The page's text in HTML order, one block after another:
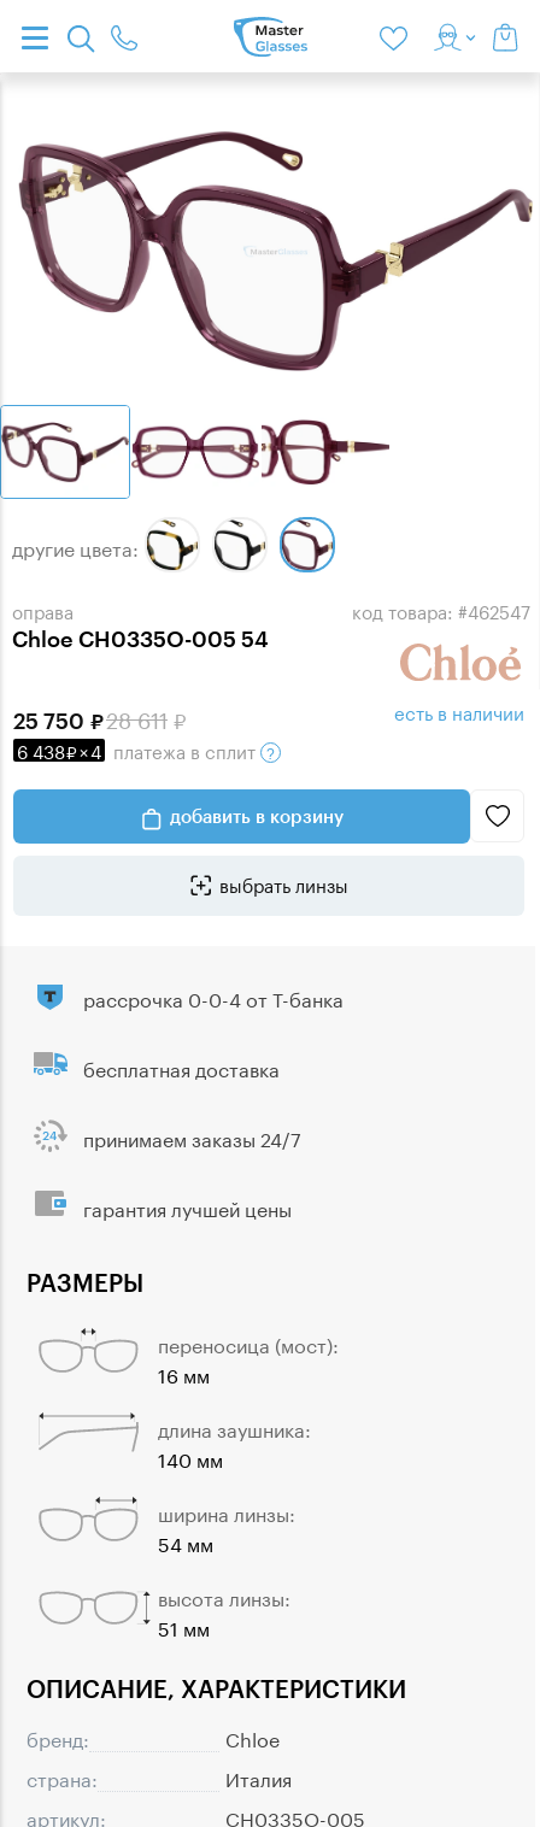
оправа
Chloe CH0335O-005 54
код товара: #462547
другие цвета:
28 611
25 750
6 438 ×4 платежа в сплит
есть в наличии
добавить в корзину
выбрать линзы
ОПИСАНИЕ, ХАРАКТЕРИСТИКИ
бренд:
Chloe
страна:
Италия
артикул:
CH0335O-005
РАЗМЕРЫ
переносица (мост):
16 мм
длина заушника:
140 мм
ширина линзы:
54 мм
высота линзы:
51 мм
рассрочка 0-0-4 от Т-банка
бесплатная доставка
принимаем заказы 24/7
гарантия лучшей цены